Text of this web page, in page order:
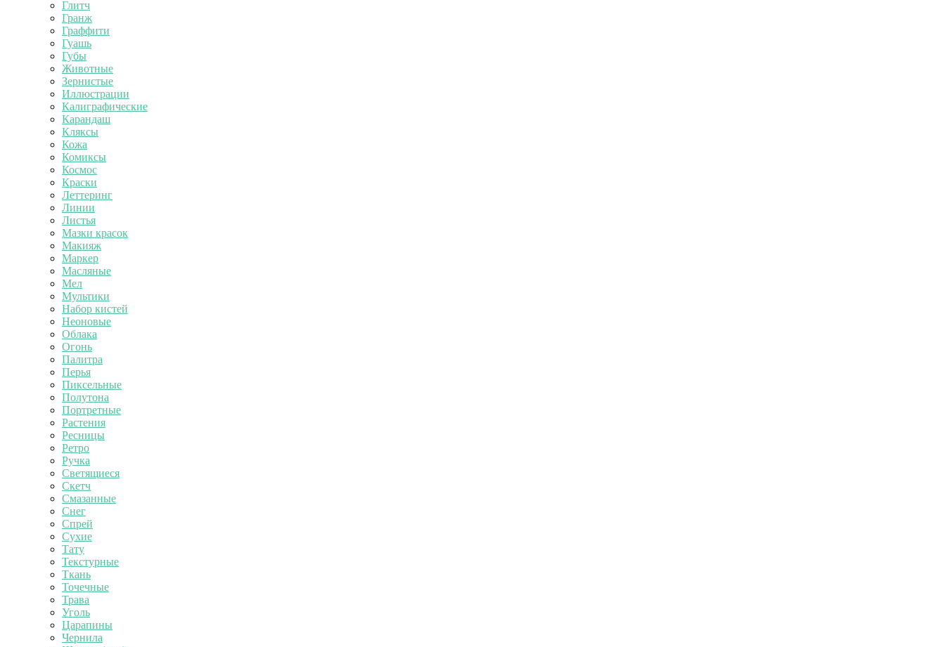
Глитч
Гранж
Граффити
Гуашь
Губы
Животные
Зернистые
Иллюстрации
Калиграфические
Карандаш
Кляксы
Кожа
Комиксы
Космос
Краски
Леттеринг
Линии
Листья
Мазки красок
Макияж
Маркер
Масляные
Мел
Мультики
Набор кистей
Неоновые
Облака
Огонь
Палитра
Перья
Пиксельные
Полутона
Портретные
Растения
Ресницы
Ретро
Ручка
Светящиеся
Скетч
Смазанные
Снег
Спрей
Сухие
Тату
Текстурные
Ткань
Точечные
Трава
Уголь
Царапины
Чернила